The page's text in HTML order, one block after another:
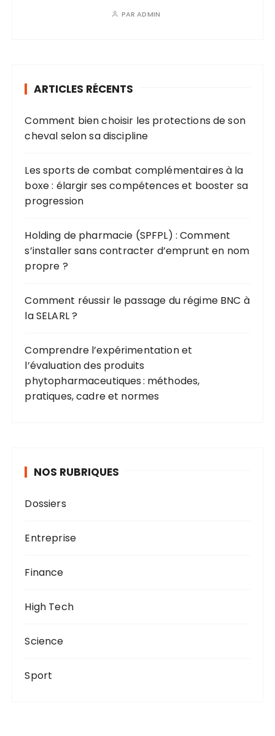
PARADMIN
ARTICLES RÉCENTS
Comment bien choisir les protections de son
cheval selon sa discipline
Les sports de combat complémentaires à la
boxe : élargir ses compétences et booster sa
progression
Holding de pharmacie (SPFPL) : Comment
s’installer sans contracter d’emprunt en nom
propre ?
Comment réussir le passage du régime BNC à
la SELARL ?
Comprendre l’expérimentation et
l’évaluation des produits
phytopharmaceutiques : méthodes,
pratiques, cadre et normes
NOS RUBRIQUES
Dossiers
Entreprise
Finance
High Tech
Science
Sport